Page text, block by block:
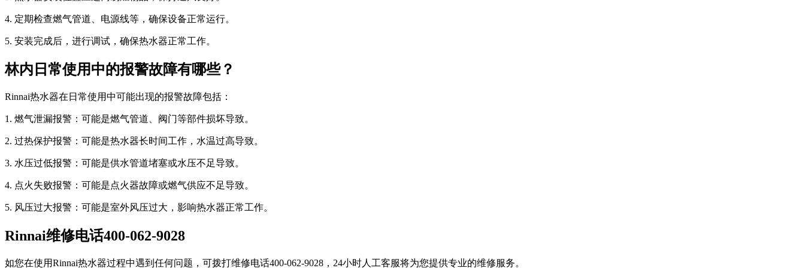
4. 定期检查燃气管道、电源线等，确保设备正常运行。
5. 安装完成后，进行调试，确保热水器正常工作。
林内日常使用中的报警故障有哪些？
Rinnai热水器在日常使用中可能出现的报警故障包括：
1. 燃气泄漏报警：可能是燃气管道、阀门等部件损坏导致。
2. 过热保护报警：可能是热水器长时间工作，水温过高导致。
3. 水压过低报警：可能是供水管道堵塞或水压不足导致。
4. 点火失败报警：可能是点火器故障或燃气供应不足导致。
5. 风压过大报警：可能是室外风压过大，影响热水器正常工作。
Rinnai维修电话400-062-9028
如您在使用Rinnai热水器过程中遇到任何问题，可拨打维修电话400-062-9028，24小时人工客服将为您提供专业的维修服务。